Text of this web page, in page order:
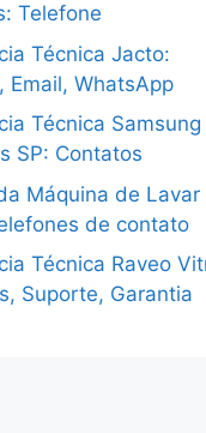
Telefone
Técnica Jacto:
Email, WhatsApp
Técnica Samsung
SP: Contatos
Máquina de Lavar
de contato
Técnica Raveo
Suporte, Garantia